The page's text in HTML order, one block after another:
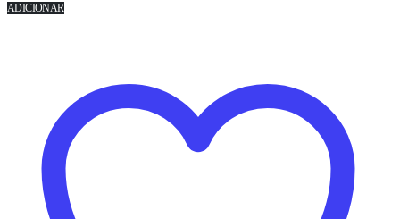
ADICIONAR